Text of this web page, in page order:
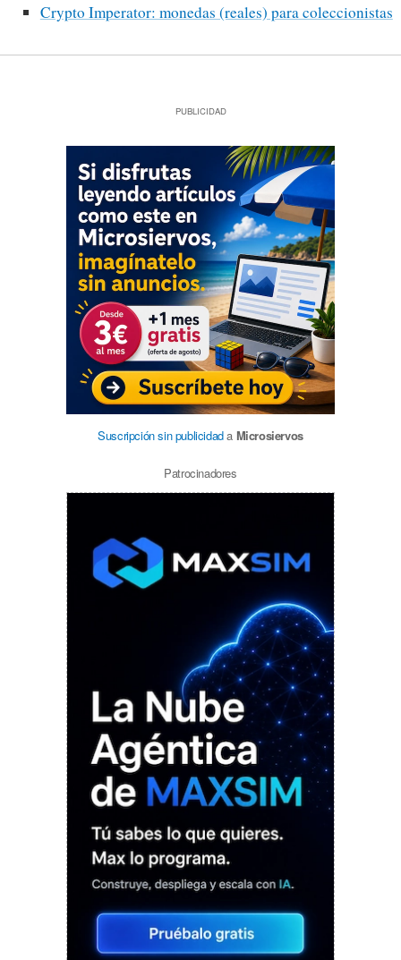
Crypto Imperator: monedas (reales) para coleccionistas
PUBLICIDAD
Suscripción sin publicidada Microsiervos
Patrocinadores